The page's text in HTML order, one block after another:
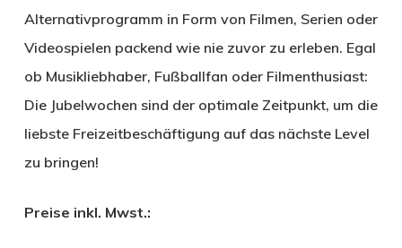
Alternativprogramm in Form von Filmen, Serien oder
Videospielen packend wie nie zuvor zu erleben. Egal
ob Musikliebhaber, Fußballfan oder Filmenthusiast:
Die Jubelwochen sind der optimale Zeitpunkt, um die
liebste Freizeitbeschäftigung auf das nächste Level
zu bringen!
Preise inkl. Mwst.: